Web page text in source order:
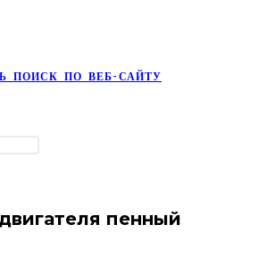
ПОИСК ПО ВЕБ-САЙТУ
пенный